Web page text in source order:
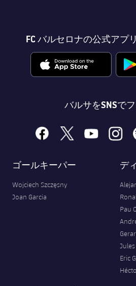
FC バルセロナの公式アプ
バルサをSNSで
facebook
x youtube
ゴールキーパー
Wojciech Szczęsny
Joan Garcia
デ
Pau
Eric